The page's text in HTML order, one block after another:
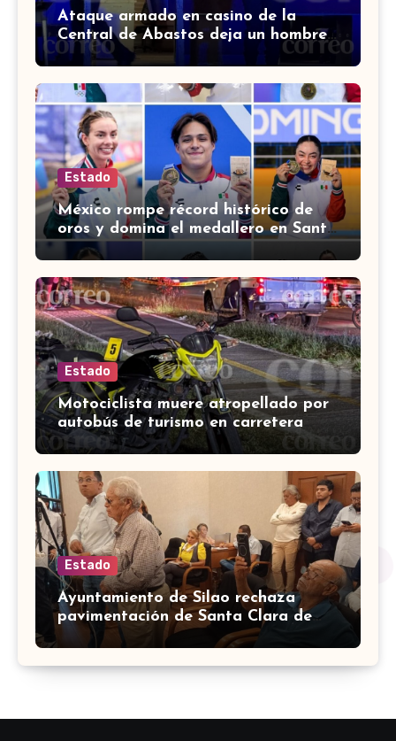
Ataque armado en casino de la
Central de Abastos deja un hombre
muerto en León
Estado
México rompe récord histórico de
oros y domina el medallero en Santo
Domingo 2026
Estado
Motociclista muere atropellado por
autobús de turismo en carretera
León-San Francisco del Rincón
Estado
Ayuntamiento de Silao rechaza
pavimentación de Santa Clara de
Marines